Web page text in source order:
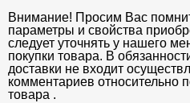
Внимание! Просим Вас
параметры и свойства
следует уточнять у нашего
покупки товара. В
доставки не входит
комментариев относительно
товара .